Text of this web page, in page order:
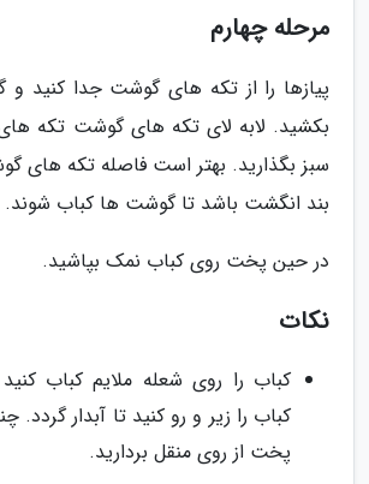
مرحله چهارم
پیازها را از تکه های گوشت جدا کنید
بکشید. لابه لای تکه های گوشت تکه های
سبز بگذارید. بهتر است فاصله تکه های
بند انگشت باشد تا گوشت ها کباب شوند.
در حین پخت روی کباب نمک بپاشید.
نکات
کباب را روی شعله ملایم کباب
کباب را زیر و رو کنید تا آبدار گردد.
پخت از روی منقل بردارید.